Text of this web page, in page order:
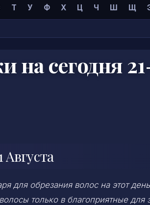
Т У Ф Х Ц Ч Ш Щ
на сегодня
для обрезания волос на этот
только в благоприятные для